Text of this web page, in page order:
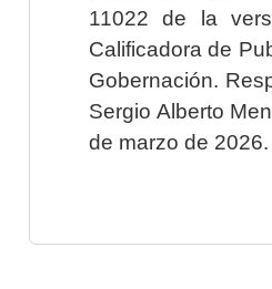
11022 de la
Calificadora de
Gobernación.
Sergio Alberto
de marzo de 2026.